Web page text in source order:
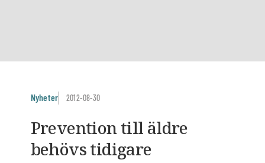
Nyheter 2012-08-30
Prevention till äldre
behövs tidigare